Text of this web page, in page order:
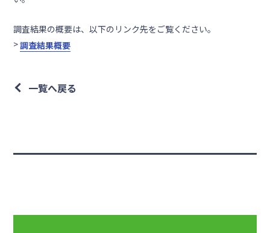
調査結果の概要は、以下のリンク先をご覧ください。
>調査結果概要
一覧へ戻る